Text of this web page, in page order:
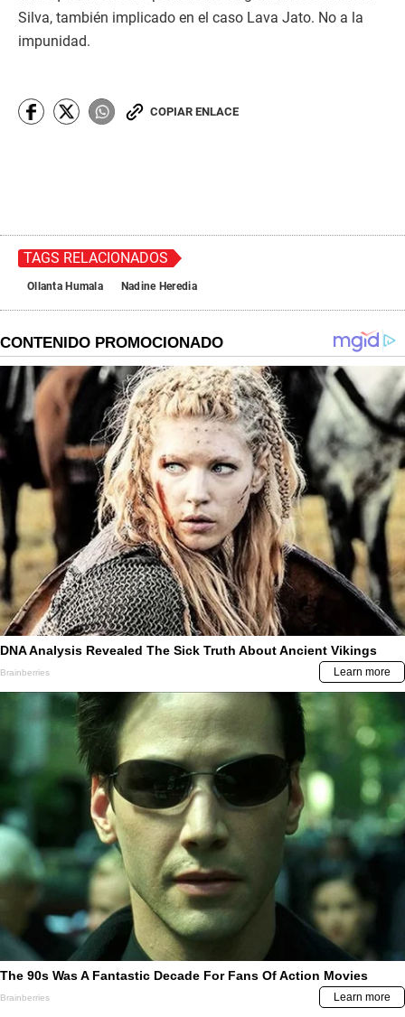
Silva, también implicado en el caso Lava Jato. No a la
impunidad.
COPIAR ENLACE
TAGS RELACIONADOS
Ollanta Humala Nadine Heredia